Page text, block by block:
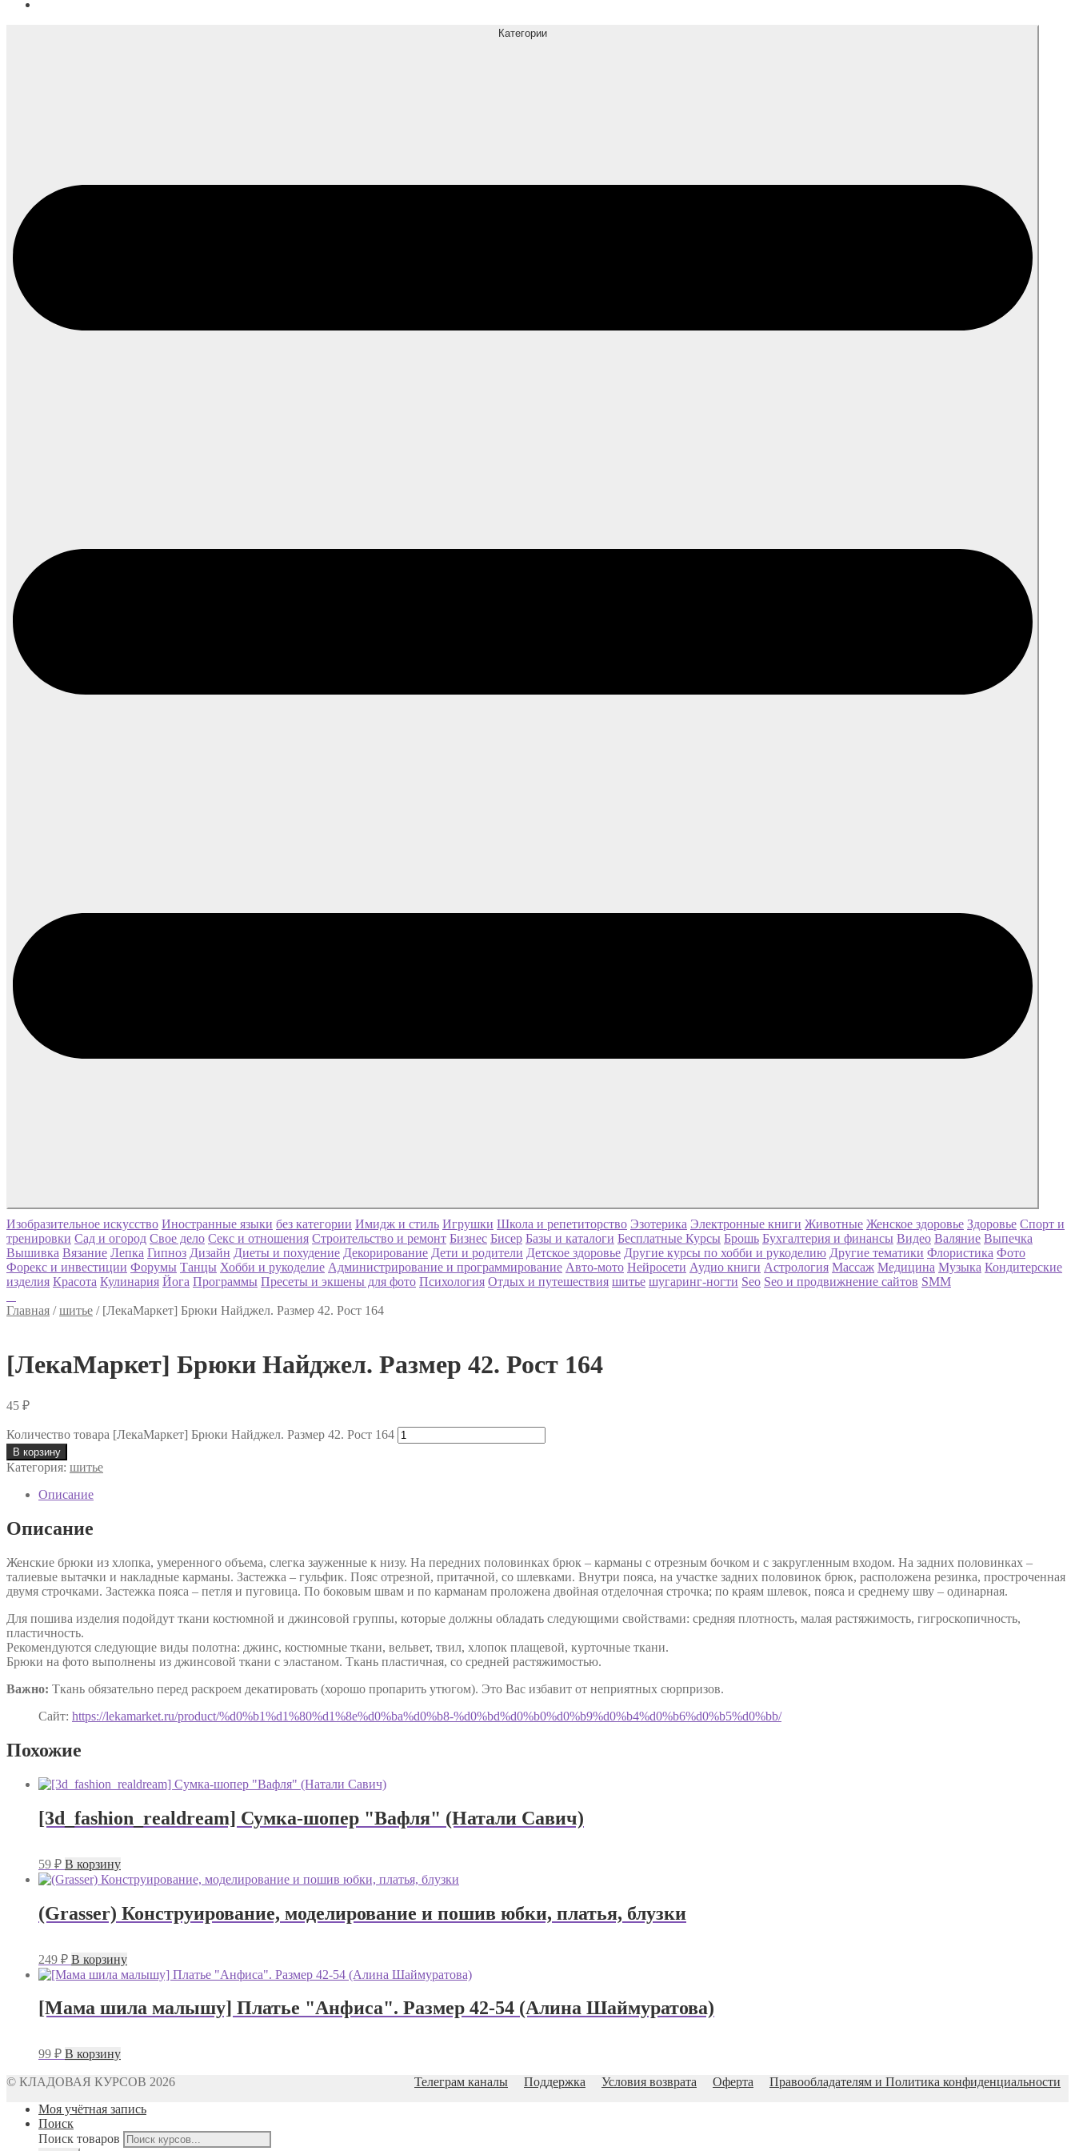
Категории
Изобразительное искусство Иностранные языки без категории Имидж и стиль Игрушки Школа и репетиторство Эзотерика Электронные книги Животные Женское здоровье Здоровье Спорт и
тренировки Сад и огород Свое дело Секс и отношения Строительство и ремонт Бизнес Бисер Базы и каталоги Бесплатные Курсы Брошь Бухгалтерия и финансы Видео Валяние Выпечка
Вышивка Вязание Лепка Гипноз Дизайн Диеты и похудение Декорирование Дети и родители Детское здоровье Другие курсы по хобби и рукоделию Другие тематики Флористика Фото
Форекс и инвестиции Форумы Танцы Хобби и рукоделие Администрирование и программирование Авто-мото Нейросети Аудио книги Астрология Массаж Медицина Музыка Кондитерские
изделия Красота Кулинария Йога Программы Пресеты и экшены для фото Психология Отдых и путешествия шитье шугаринг-ногти Seo Seo и продвижнение сайтов SMM
Главная /шитье / [ЛекаМаркет] Брюки Найджел. Размер 42. Рост 164
[ЛекаМаркет] Брюки Найджел. Размер 42. Рост 164
45 ₽
Количество товара [ЛекаМаркет] Брюки Найджел. Размер 42. Рост 164
В корзину
Категория: шитье
Описание
Описание
Женские брюки из хлопка, умеренного объема, слегка зауженные к низу. На передних половинках брюк – карманы с отрезным бочком и с закругленным входом. На задних половинках –
талиевые вытачки и накладные карманы. Застежка – гульфик. Пояс отрезной, притачной, со шлевками. Внутри пояса, на участке задних половинок брюк, расположена резинка, простроченная
двумя строчками. Застежка пояса – петля и пуговица. По боковым швам и по карманам проложена двойная отделочная строчка; по краям шлевок, пояса и среднему шву – одинарная.
Для пошива изделия подойдут ткани костюмной и джинсовой группы, которые должны обладать следующими свойствами: средняя плотность, малая растяжимость, гигроскопичность,
пластичность.
Рекомендуются следующие виды полотна: джинс, костюмные ткани, вельвет, твил, хлопок плащевой, курточные ткани.
Брюки на фото выполнены из джинсовой ткани с эластаном. Ткань пластичная, со средней растяжимостью.
Важно: Ткань обязательно перед раскроем декатировать (хорошо пропарить утюгом). Это Вас избавит от неприятных сюрпризов.
Сайт: https://lekamarket.ru/product/%d0%b1%d1%80%d1%8e%d0%ba%d0%b8-%d0%bd%d0%b0%d0%b9%d0%b4%d0%b6%d0%b5%d0%bb/
Похожие
[3d_fashion_realdream] Сумка-шопер "Вафля" (Натали Савич)
59 ₽ В корзину
(Grasser) Конструирование, моделирование и пошив юбки, платья, блузки
249 ₽ В корзину
[Мама шила малышу] Платье "Анфиса". Размер 42-54 (Алина Шаймуратова)
99 ₽ В корзину
© КЛАДОВАЯ КУРСОВ 2026 Телеграм каналы Поддержка Условия возврата Оферта
Правообладателям и Политика конфиденциальности
Моя учётная запись
Поиск
Поиск товаров